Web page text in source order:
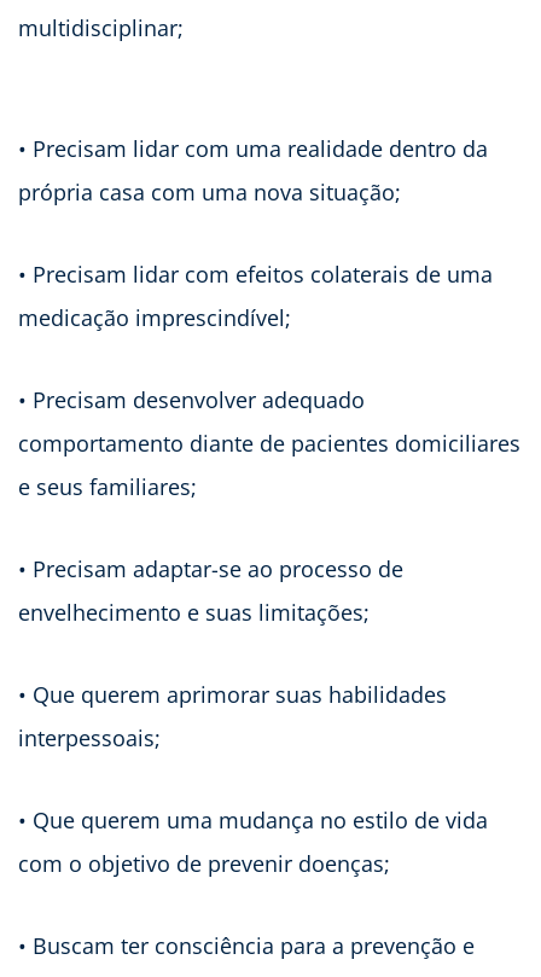
multidisciplinar;
• Precisam lidar com uma realidade dentro da
própria casa com uma nova situação;
• Precisam lidar com efeitos colaterais de uma
medicação imprescindível;
• Precisam desenvolver adequado
comportamento diante de pacientes domiciliares
e seus familiares;
• Precisam adaptar-se ao processo de
envelhecimento e suas limitações;
• Que querem aprimorar suas habilidades
interpessoais;
• Que querem uma mudança no estilo de vida
com o objetivo de prevenir doenças;
• Buscam ter consciência para a prevenção e